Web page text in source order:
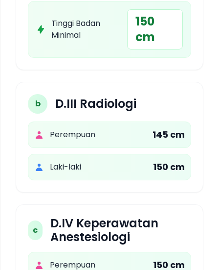
Tinggi Badan
Minimal
150
cm
b D.III Radiologi
Perempuan 145 cm
Laki-laki 150 cm
c
D.IV Keperawatan
Anestesiologi
Perempuan 150 cm